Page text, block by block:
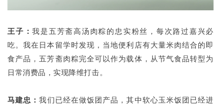
王子：我是五芳斋高汤肉粽的忠实粉丝，每次路过嘉兴必
吃。我在日本留学时发现，当地便利店有大量米肉结合的即
食产品，五芳斋肉粽完全可以作为载体，从节气食品转型为
日常消费品，实现降维打击。
马建忠：我们已经在做饭团产品，其中软心玉米饭团已经进